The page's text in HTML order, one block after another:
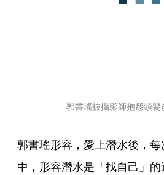
郭書瑤被攝影師抱怨頭髮
郭書瑤形容，愛上潛水後，
中，形容潛水是「找自己」